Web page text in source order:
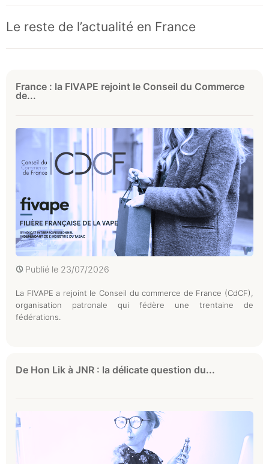
Le reste de l’actualité en France
France : la FIVAPE rejoint le Conseil du Commerce
de...
Publié le 23/07/2026
La FIVAPE a rejoint le Conseil du commerce de France (CdCF),
organisation patronale qui fédère une trentaine de
fédérations.
De Hon Lik à JNR : la délicate question du...